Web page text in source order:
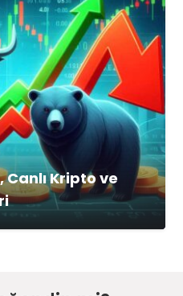
Canlı Kripto ve